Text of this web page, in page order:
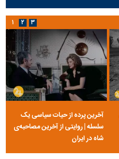
آخرین پرده از حیات سیاسی یک
سلسله | روایتی از آخرین مصاحبه‌ی
شاه در ایران
۱ ۲ ۳